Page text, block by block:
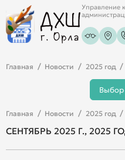
Управление
Главная Новости 2025 год
Выбор
Главная Новости 2025 год
СЕНТЯБРЬ 2025 Г., 2025